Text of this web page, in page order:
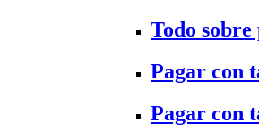
Todo sobre
Pagar con
Pagar con